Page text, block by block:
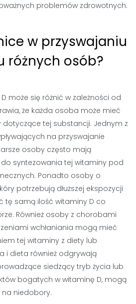
problemów zdrowotnych.
w przyswajaniu
różnych osób?
może się różnić w zależności od
że każda osoba może mieć
tej substancji. Jednym z
na przyswajanie
osoby często mają
syntezowania tej witaminy pod
Ponadto osoby o
potrzebują dłuższej ekspozycji
tę samą ilość witaminy D co
Również osoby z chorobami
wchłaniania mogą mieć
tej witaminy z diety lub
i dieta również odgrywają
siedzący tryb życia lub
bogatych w witaminę D, mogą
niedobory.